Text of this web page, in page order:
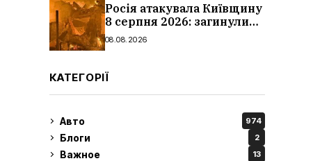
Росія атакувала Київщину
8 серпня 2026: загинули
троє людей, серед них
08.08.2026
КАТЕГОРІЇ
Авто 974
Блоги 2
Важное 13